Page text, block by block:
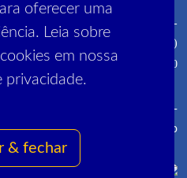
oferecer uma
Leia sobre
em nossa
privacidade.
& fechar
5º andares - Centro - CEP: 20030-
030 (próximo ao metrô Cinelândia)
Campo Grande - CEP 23052-220
Sinpro-
Rio